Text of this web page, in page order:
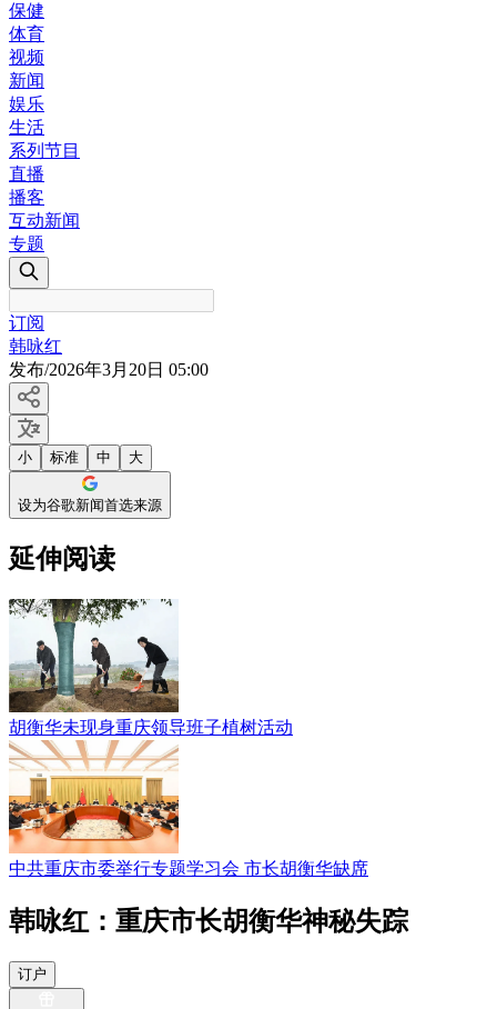
保健
体育
视频
新闻
娱乐
生活
系列节目
直播
播客
互动新闻
专题
订阅
韩咏红
发布/2026年3月20日 05:00
小 标准 中 大
设为谷歌新闻首选来源
延伸阅读
胡衡华未现身重庆领导班子植树活动
中共重庆市委举行专题学习会 市长胡衡华缺席
韩咏红：重庆市长胡衡华神秘失踪
订户